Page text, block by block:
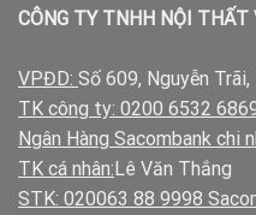
CÔNG TY TNHH NỘI THẤT
VPĐD: Số 609, Nguyễn Trãi,
TK công ty: 0200 6532
Ngân Hàng Sacombank chi
TK cá nhân:Lê Văn Thắng
STK: 020063 88 9998